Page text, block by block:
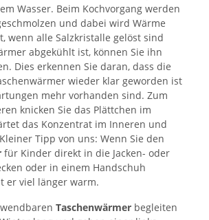
Wasser. Beim Kochvorgang werden
und dabei wird Wärme
wenn alle Salzkristalle gelöst sind
abgekühlt ist, können Sie ihn
Dies erkennen Sie daran, dass die
wieder klar geworden ist
mehr vorhanden sind. Zum
knicken Sie das Plättchen im
das Konzentrat im Inneren und
Tipp von uns: Wenn Sie den
für Kinder direkt in die Jacken- oder
oder in einem Handschuh
er viel länger warm.
Taschenwärmer begleiten